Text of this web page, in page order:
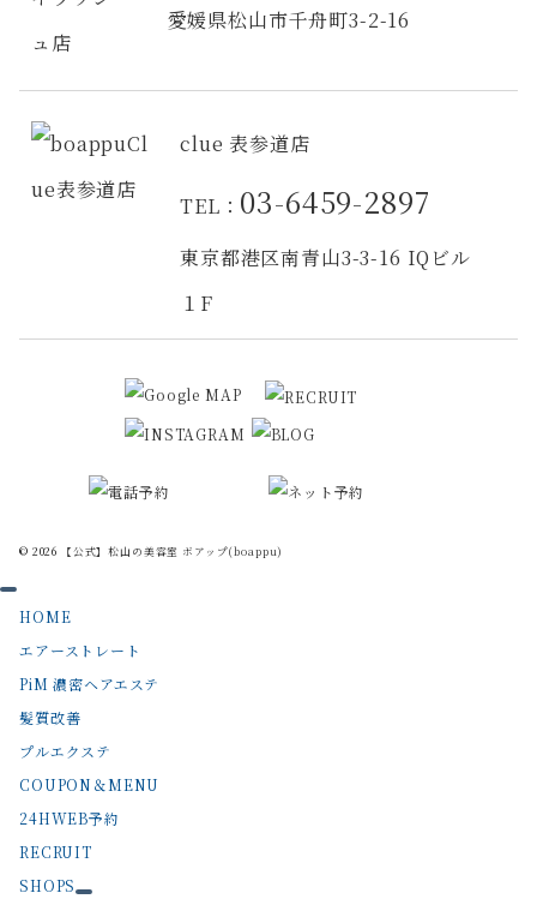
愛媛県松山市千舟町3-2-16
clue 表参道店
TEL： 03-6459-2897
東京都港区南青山3-3-16 IQビル
１F
© 2026 【公式】松山の美容室 ボアップ(boappu)
HOME
エアーストレート
PiM 濃密ヘアエステ
髪質改善
プルエクステ
COUPON＆MENU
24HWEB予約
RECRUIT
SHOPS